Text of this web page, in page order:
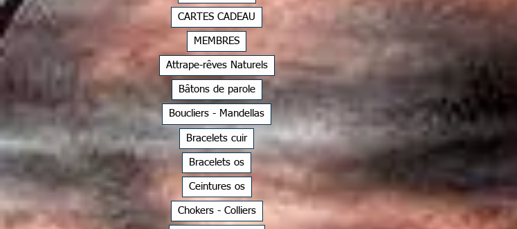
CARTES CADEAU
MEMBRES
Attrape-rêves Naturels
Bâtons de parole
Boucliers - Mandellas
Bracelets cuir
Bracelets os
Ceintures os
Chokers - Colliers